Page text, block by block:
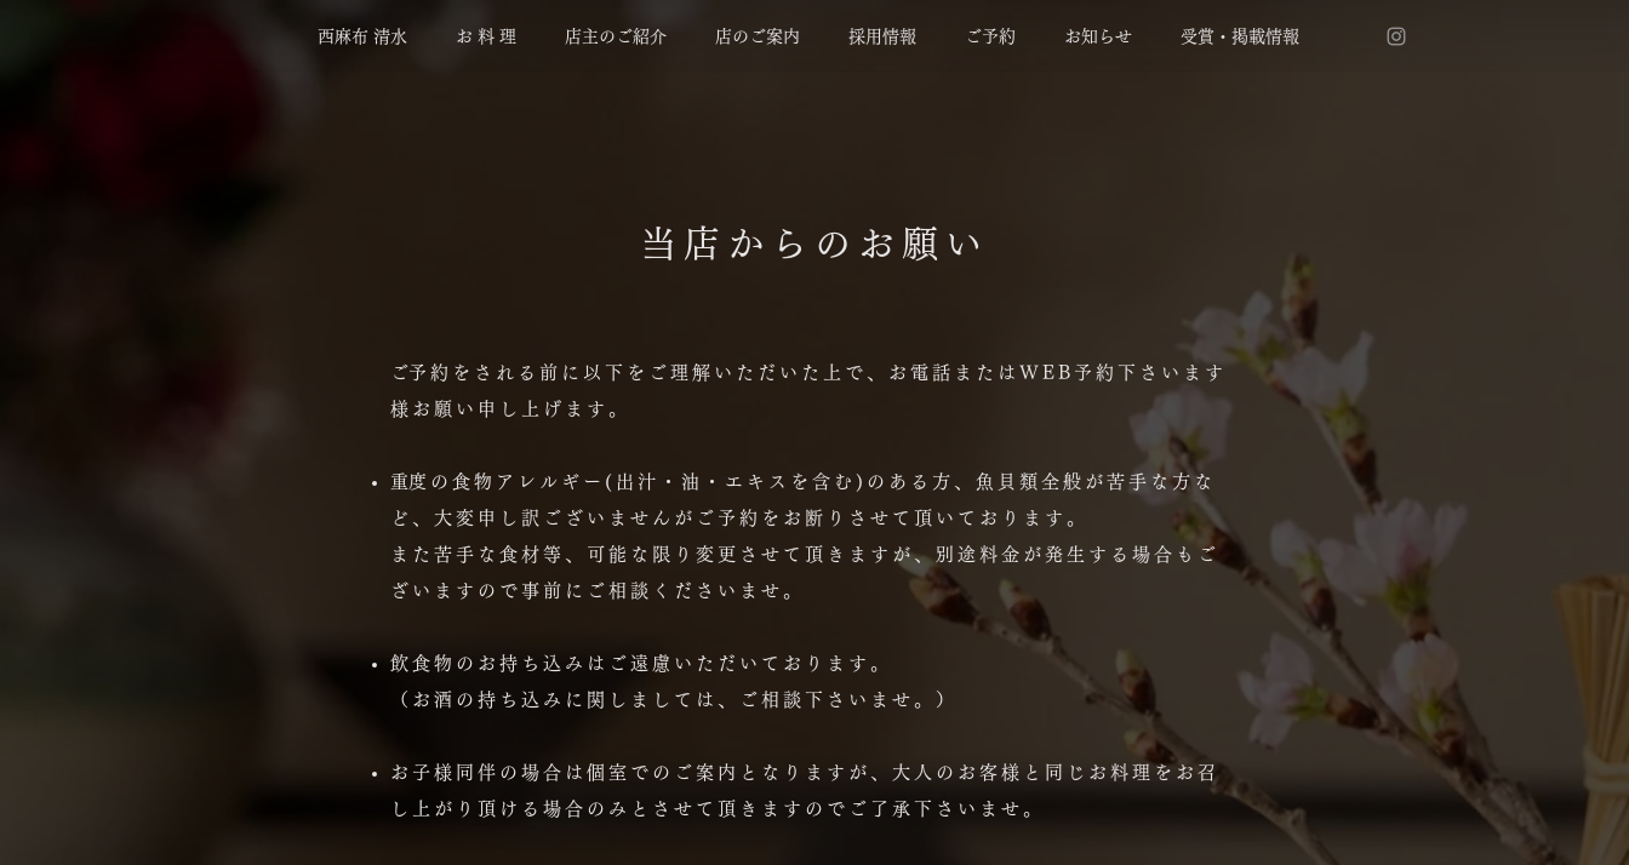
西麻布 清水 お 料 理 店主のご紹介 店のご案内 採用情報 ご予約 お知らせ 受賞・掲載情報
当店からのお願い
​ご予約をされる前に以下をご理解いただいた上で、お電話またはWEB予約下さいます
様お願い申し上げます。
​重度の食物アレルギー(出汁・油・エキスを含む)のある方、魚貝類全般が苦手な方な
ど、大変申し訳ございませんがご予約をお断りさせて頂いております。​
また苦手な食材等、可能な限り変更させて頂きますが、別途料金が発生する場合もご
ざいますので事前にご相談くださいませ。​
飲食物のお持ち込みはご遠慮いただいております 。
（お酒の持ち込みに関しましては、ご相談下さいませ。）
お子様同伴の場合は個室でのご案内となりますが、大人のお客様と同じお料理をお召
し上がり頂ける場合のみとさせて頂きますのでご了承下さいませ。